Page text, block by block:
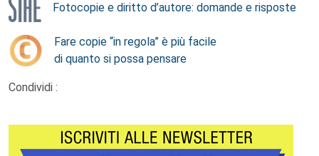
Fotocopie e diritto d’autore: domande e risposte
Fare copie “in regola” è più facile
di quanto si possa pensare
Condividi :